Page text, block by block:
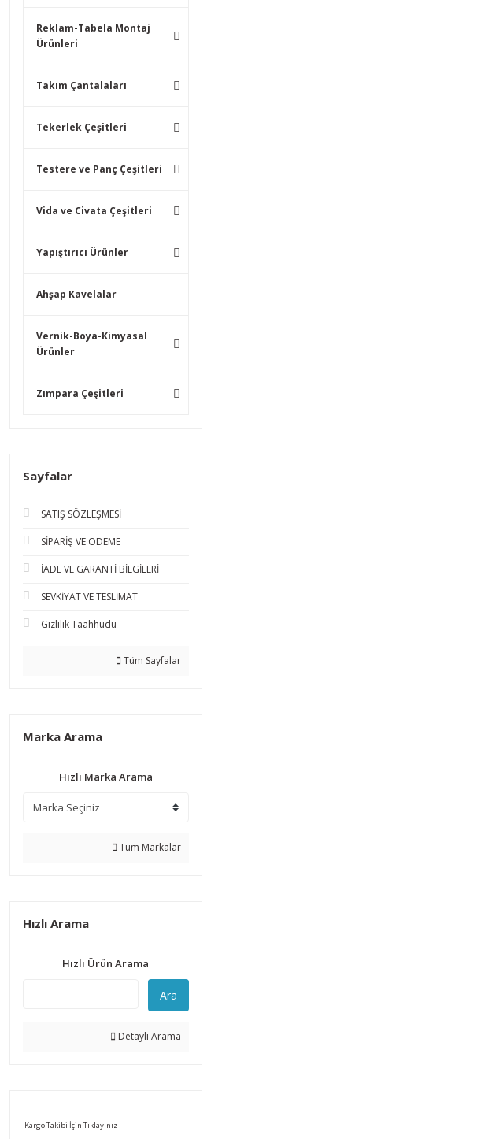
Reklam-Tabela Montaj
Ürünleri
Takım Çantalaları
Tekerlek Çeşitleri
Testere ve Panç Çeşitleri
Vida ve Civata Çeşitleri
Yapıştırıcı Ürünler
Ahşap Kavelalar
Vernik-Boya-Kimyasal
Ürünler
Zımpara Çeşitleri
Sayfalar
SATIŞ SÖZLEŞMESİ
SİPARİŞ VE ÖDEME
İADE VE GARANTİ BİLGİLERİ
SEVKİYAT VE TESLİMAT
Gizlilik Taahhüdü
Tüm Sayfalar
Marka Arama
Hızlı Marka Arama
Tüm Markalar
Hızlı Arama
Hızlı Ürün Arama
Ara
Detaylı Arama
Kargo Takibi İçin Tıklayınız